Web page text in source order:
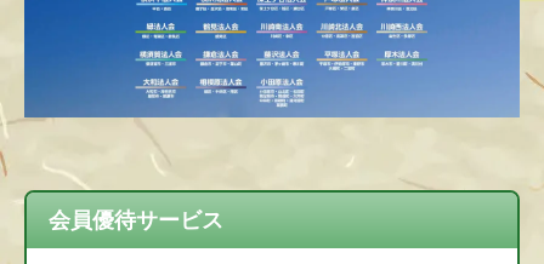
会員優待サービス